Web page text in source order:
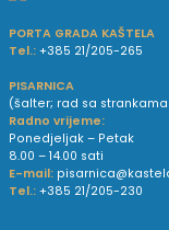
PORTA GRADA KAŠTELA
Tel.: +385 21/205-265
PISARNICA
(šalter; rad sa
Radno vrijeme:
Ponedjeljak – Petak
8.00 – 14.00 sati
E-mail:
Tel.: +385 21/205-230